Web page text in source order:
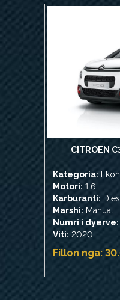
CITROEN
Kategoria:
Motori: 1.6
Karburanti:
Marshi: Manual
Numri i dyerve:
Viti: 2020
Fillon nga: